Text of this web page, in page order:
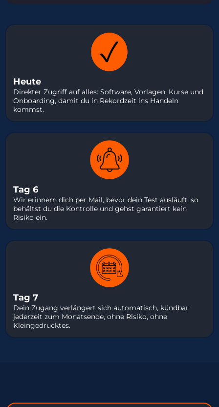
Heute
Direkter Zugriff auf alles: Software, Vorlagen, Kurse und
Onboarding, damit du in Rekordzeit ins Handeln
kommst.
Tag 6
Wir erinnern dich per Mail, bevor dein Test ausläuft, so
behältst du die Kontrolle und gehst garantiert kein
Risiko ein.
Tag 7
Dein Zugang verlängert sich automatisch, kündbar
jederzeit zum Monatsende, ohne Risiko, ohne
Kleingedrucktes.